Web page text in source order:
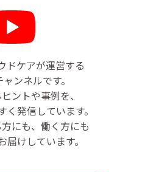
ドケアが運営する
ンネルです。
ントや事例を、
発信しています。
にも、働く方にも
けしています。